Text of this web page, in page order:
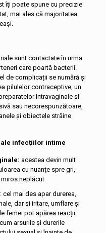
îți poate spune cu precizie
mai ales că majoritatea
sunt contactate în urma
care poartă bacterii.
de complicații se numără și
pilulelor contraceptive, un
intravaginale și
sau necorespunzătoare,
și obiectele străine
infecțiilor intime
acestea devin mult
cu nuanțe spre gri,
neplăcut.
: cel mai des apar durerea,
dar și iritare, umflare și
femei pot apărea reacții
arsurile și durerile